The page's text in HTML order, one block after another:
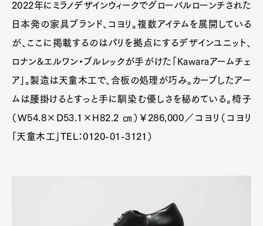
2022年にミラノデザインウィークでグローバルローンチされた
日本発の家具ブランド、コヨリ。複数アイテムを展開している
が、ここに掲載するのはパリを拠点にするデザインユニット、
ロナン&エルワン・ブルレックが手がけた「Kawaraアームチェ
ア」。製造は天童木工で、合板の処理が巧み。カーブしたアー
ムは腰掛けるとすっと手に馴染む優しさを秘めている。椅子
（W54.8×D53.1×H82.2 ㎝）￥286,000／コヨリ（コヨリ
「天童木工」TEL：0120-01-3121）